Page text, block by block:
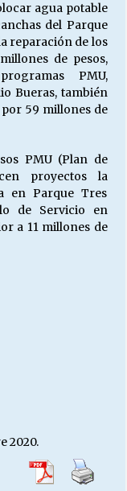
agua potable
del Parque
reparación de los
de pesos,
PMU,
Bueras, también
59 millones de
PMU (Plan de
proyectos la
en Parque Tres
de Servicio en
a 11 millones de
2020.